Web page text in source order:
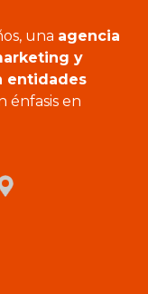
una agencia
y
entidades
énfasis en